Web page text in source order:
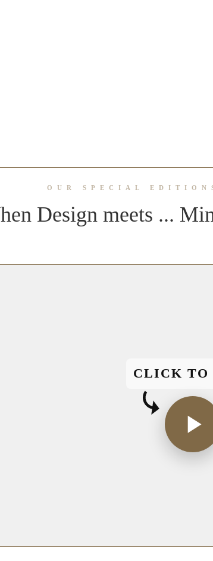
OUR SPECIAL
Design meets ...
CLICK TO